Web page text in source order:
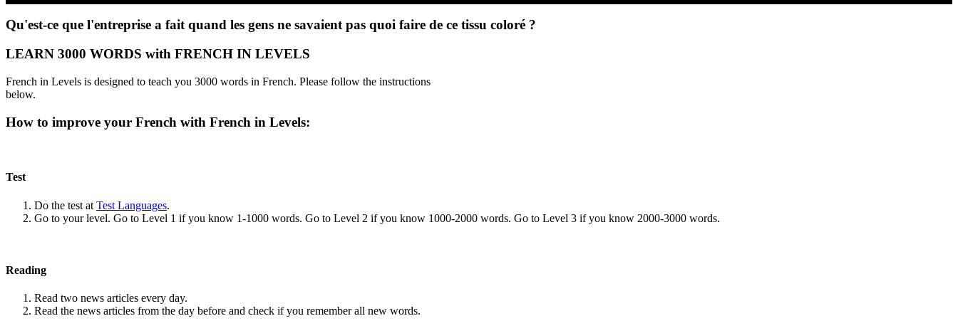
Qu'est-ce que l'entreprise a fait quand les gens ne savaient pas quoi faire de ce tissu coloré ?
LEARN 3000 WORDS with FRENCH IN LEVELS
French in Levels is designed to teach you 3000 words in French. Please follow the instructions
below.
How to improve your French with French in Levels:
Test
Do the test at Test Languages.
Go to your level. Go to Level 1 if you know 1-1000 words. Go to Level 2 if you know 1000-2000 words. Go to Level 3 if you know 2000-3000 words.
Reading
Read two news articles every day.
Read the news articles from the day before and check if you remember all new words.